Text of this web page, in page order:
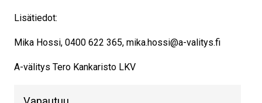
Lisätiedot:
Mika Hossi, 0400 622 365, mika.hossi@a-valitys.fi
A-välitys Tero Kankaristo LKV